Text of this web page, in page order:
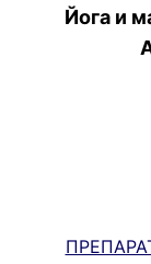
Йога и